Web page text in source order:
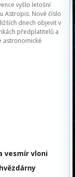
vyšlo letošní
Astropis. Nové číslo
dnech objevit v
předplatitelů a
astronomické
vesmír vloni